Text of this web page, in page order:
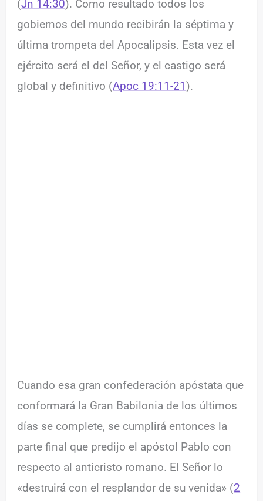
(Jn 14:30). Como resultado todos los
gobiernos del mundo recibirán la séptima y
última trompeta del Apocalipsis. Esta vez el
ejército será el del Señor, y el castigo será
global y definitivo (Apoc 19:11-21).
Cuando esa gran confederación apóstata que
conformará la Gran Babilonia de los últimos
días se complete, se cumplirá entonces la
parte final que predijo el apóstol Pablo con
respecto al anticristo romano. El Señor lo
«destruirá con el resplandor de su venida» (2